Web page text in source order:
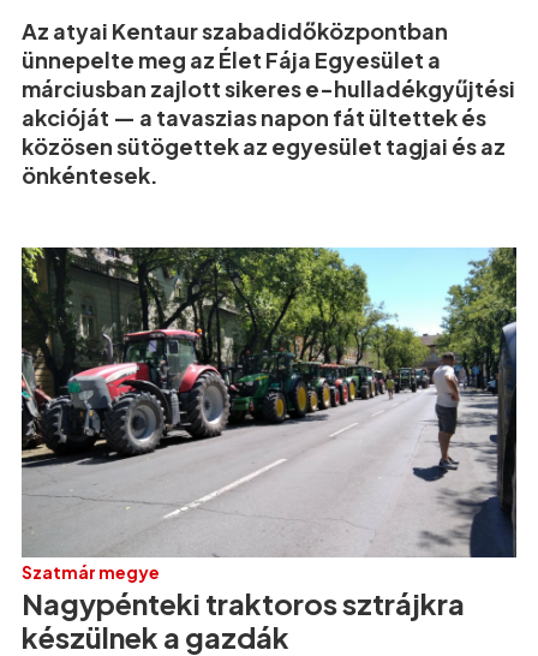
Az atyai Kentaur szabadidőközpontban
ünnepelte meg az Élet Fája Egyesület a
márciusban zajlott sikeres e-hulladékgyűjtési
akcióját — a tavaszias napon fát ültettek és
közösen sütögettek az egyesület tagjai és az
önkéntesek.
Szatmár megye
Nagypénteki traktoros sztrájkra
készülnek a gazdák